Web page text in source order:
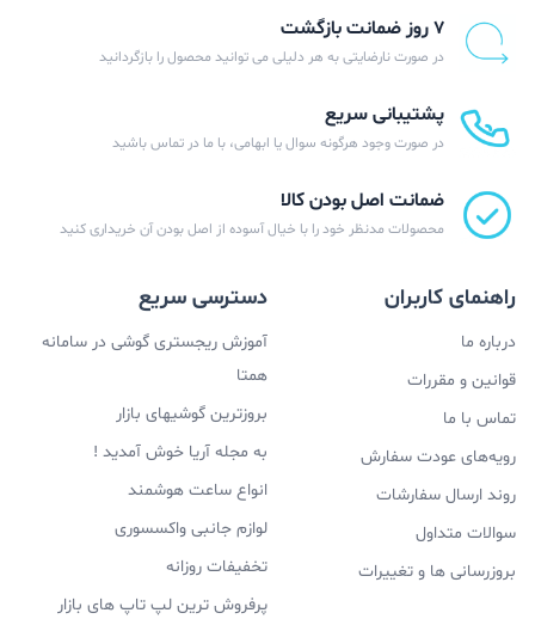
۷ روز ضمانت بازگشت
در صورت نارضایتی به هر دلیلی می توانید محصول را بازگردانید
پشتیبانی سریع
در صورت وجود هرگونه سوال یا ابهامی، با ما در تماس باشید
ضمانت اصل بودن کالا
محصولات مدنظر خود را با خیال آسوده از اصل بودن آن خریداری کنید
راهنمای کاربران
درباره ما
قوانین و مقررات
تماس با ما
رویه‌های عودت سفارش
روند ارسال سفارشات
سوالات متداول
بروزرسانی ها و تغییرات
دسترسی سریع
آموزش ریجستری گوشی در سامانه
همتا
بروزترین گوشیهای بازار
به مجله آریا خوش آمدید !
انواع ساعت هوشمند
لوازم جانبی واکسسوری
تخفیفات روزانه
پرفروش ترین لپ تاپ های بازار